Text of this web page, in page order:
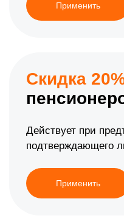
Применить
Скидка
Действует при
подтверждающего
Применить